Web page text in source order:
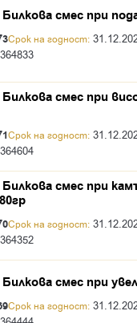
смес при
Срок на годност:
смес при
Срок на годност:
смес при
Срок на годност:
смес при
Срок на годност: